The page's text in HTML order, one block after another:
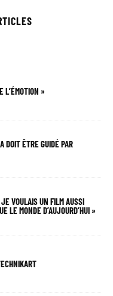
L’ÉMOTION »
DOIT ÊTRE GUIDÉ PAR
VOULAIS UN FILM AUSSI
LE MONDE D’AUJOURD’HUI »